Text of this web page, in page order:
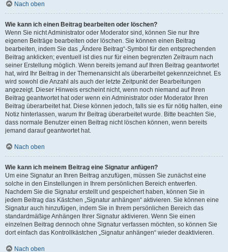
Nach oben
Wie kann ich einen Beitrag bearbeiten oder löschen?
Wenn Sie nicht Administrator oder Moderator sind, können Sie nur Ihre
eigenen Beiträge bearbeiten oder löschen. Sie können einen Beitrag
bearbeiten, indem Sie das „Ändere Beitrag“-Symbol für den entsprechenden
Beitrag anklicken; eventuell ist dies nur für einen begrenzten Zeitraum nach
seiner Erstellung möglich. Wenn bereits jemand auf Ihren Beitrag geantwortet
hat, wird Ihr Beitrag in der Themenansicht als überarbeitet gekennzeichnet. Es
wird sowohl die Anzahl als auch der letzte Zeitpunkt der Bearbeitungen
angezeigt. Dieser Hinweis erscheint nicht, wenn noch niemand auf Ihren
Beitrag geantwortet hat oder wenn ein Administrator oder Moderator Ihren
Beitrag überarbeitet hat. Diese können jedoch, falls sie es für nötig halten, eine
Notiz hinterlassen, warum Ihr Beitrag überarbeitet wurde. Bitte beachten Sie,
dass normale Benutzer einen Beitrag nicht löschen können, wenn bereits
jemand darauf geantwortet hat.
Nach oben
Wie kann ich meinem Beitrag eine Signatur anfügen?
Um eine Signatur an Ihren Beitrag anzufügen, müssen Sie zunächst eine
solche in den Einstellungen in Ihrem persönlichen Bereich entwerfen.
Nachdem Sie die Signatur erstellt und gespeichert haben, können Sie in
jedem Beitrag das Kästchen „Signatur anhängen“ aktivieren. Sie können eine
Signatur auch hinzufügen, indem Sie in Ihrem persönlichen Bereich das
standardmäßige Anhängen Ihrer Signatur aktivieren. Wenn Sie einen
einzelnen Beitrag dennoch ohne Signatur verfassen möchten, so können Sie
dort einfach das Kontrollkästchen „Signatur anhängen“ wieder deaktivieren.
Nach oben